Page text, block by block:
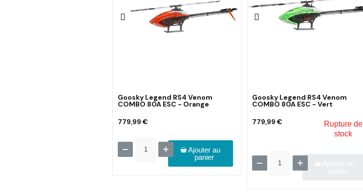
Goosky Legend RS4 Venom
COMBO 80A ESC - Orange
779,99 €
Ajouter au
panier
Goosky Legend RS4 Venom
COMBO 80A ESC - Vert
779,99 €
Rupture de
stock